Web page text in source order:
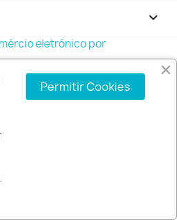
keyboard_arrow_down
eletrónico por
Permitir Cookies